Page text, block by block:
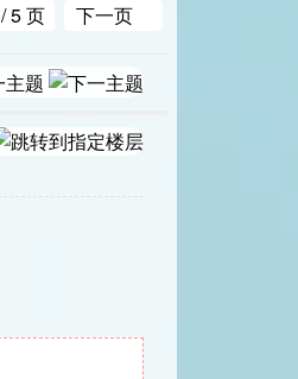
/ 5 页 下一页